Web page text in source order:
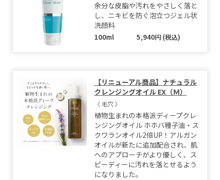
余分な皮脂や汚れをやさしく落と
し、ニキビを防ぐ泡立つジェル状
洗顔料
100ml 5,940円 (税込)
【リニューアル商品】ナチュラル
クレンジングオイル EX（Ｍ）
〈 毛穴 〉
植物生まれの本格派ディープクレ
ンジングオイル ホホバ種子油・ス
クワランオイル2倍UP！アルガン
オイルが新たに追加配合され、肌
へのアプローチがより優しく、ス
ピーディーに汚れを落とせるよう
になりました。